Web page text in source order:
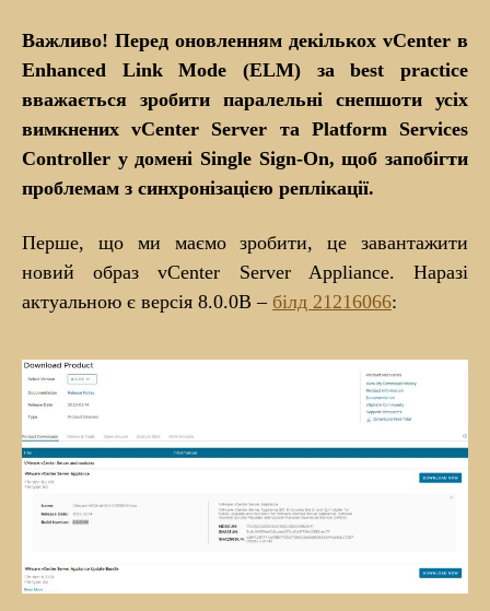
Важливо! Перед оновленням декількох vCenter в
Enhanced Link Mode (ELM) за best practice
вважається зробити паралельні снепшоти усіх
вимкнених vCenter Server та Platform Services
Controller у домені Single Sign-On, щоб запобігти
проблемам з синхронізацією реплікації.
Перше, що ми маємо зробити, це завантажити
новий образ vCenter Server Appliance. Наразі
актуальною є версія 8.0.0В – білд 21216066: